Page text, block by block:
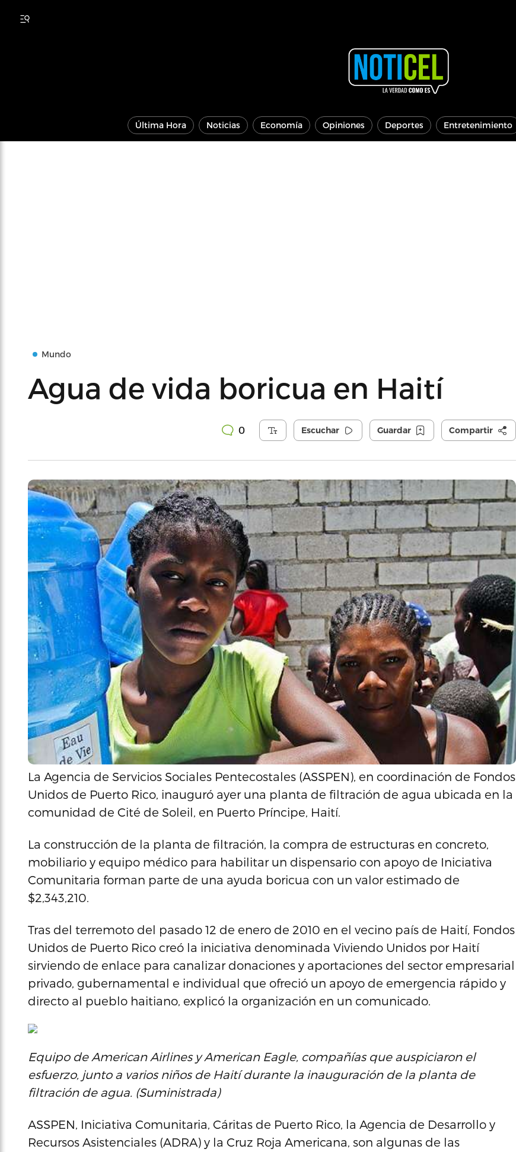
Última Hora Noticias Economía Opiniones Deportes Entretenimiento
Mundo
Agua de vida boricua en Haití
0 Escuchar Guardar Compartir
La Agencia de Servicios Sociales Pentecostales (ASSPEN), en coordinación de Fondos
Unidos de Puerto Rico, inauguró ayer una planta de filtración de agua ubicada en la
comunidad de Cité de Soleil, en Puerto Príncipe, Haití.
La construcción de la planta de filtración, la compra de estructuras en concreto,
mobiliario y equipo médico para habilitar un dispensario con apoyo de Iniciativa
Comunitaria forman parte de una ayuda boricua con un valor estimado de
$2,343,210.
Tras del terremoto del pasado 12 de enero de 2010 en el vecino país de Haití, Fondos
Unidos de Puerto Rico creó la iniciativa denominada Viviendo Unidos por Haití
sirviendo de enlace para canalizar donaciones y aportaciones del sector empresarial
privado, gubernamental e individual que ofreció un apoyo de emergencia rápido y
directo al pueblo haitiano, explicó la organización en un comunicado.
Equipo de American Airlines y American Eagle, compañías que auspiciaron el
esfuerzo, junto a varios niños de Haití durante la inauguración de la planta de
filtración de agua. (Suministrada)
ASSPEN, Iniciativa Comunitaria, Cáritas de Puerto Rico, la Agencia de Desarrollo y
Recursos Asistenciales (ADRA) y la Cruz Roja Americana, son algunas de las